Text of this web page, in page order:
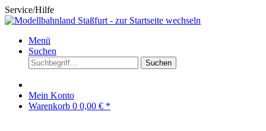
Service/Hilfe
Menü
Suchen
Suchen
Mein Konto
Warenkorb 0 0,00 € *